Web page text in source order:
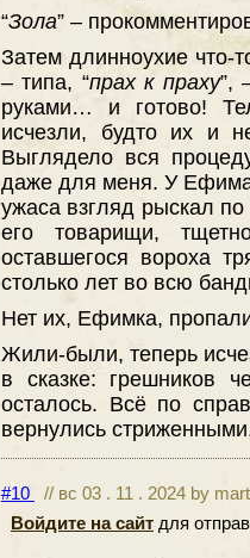
“Зола” –
Затем длинноухие что-
– типа, “прах к праху”,
руками… и готово!
исчезли, будто их и
Выглядело вся
даже для меня. У
ужаса взгляд рыскал
его товарищи,
оставшегося вороха
столько лет во всю
Нет их, Ефимка,
Жили-были, теперь
в сказке: грешников
осталось. Всё по
вернулись
#10
// вс 03 . 11 . 2024 by
Войдите на сайт для